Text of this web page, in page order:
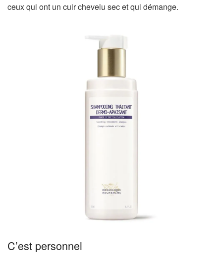
ceux qui ont un cuir chevelu sec et qui démange.
C’est personnel